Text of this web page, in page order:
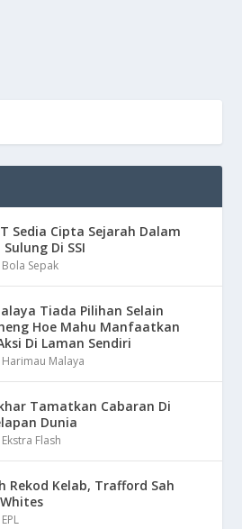
Sedia Cipta Sejarah Dalam
Di SSI
Bola Sepak
Tiada Pilihan Selain
Hoe Mahu Manfaatkan
Di Laman Sendiri
Harimau Malaya
Tamatkan Cabaran Di
Dunia
Ekstra Flash
Rekod Kelab, Trafford Sah
EPL